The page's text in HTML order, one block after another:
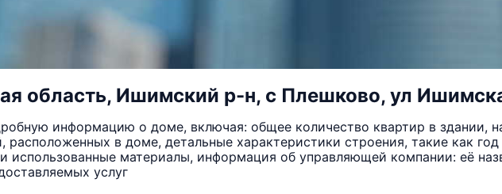
область, Ишимский р-н, с Плешково, ул
информацию о доме, включая: общее количество квартир в здании,
расположенных в доме, детальные характеристики строения, такие как
использованные материалы, информация об управляющей компании: её
услуг